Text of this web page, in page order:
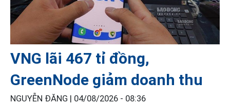
VNG lãi 467 tỉ đồng,
GreenNode giảm doanh thu
NGUYỄN ĐĂNG | 04/08/2026 - 08:36